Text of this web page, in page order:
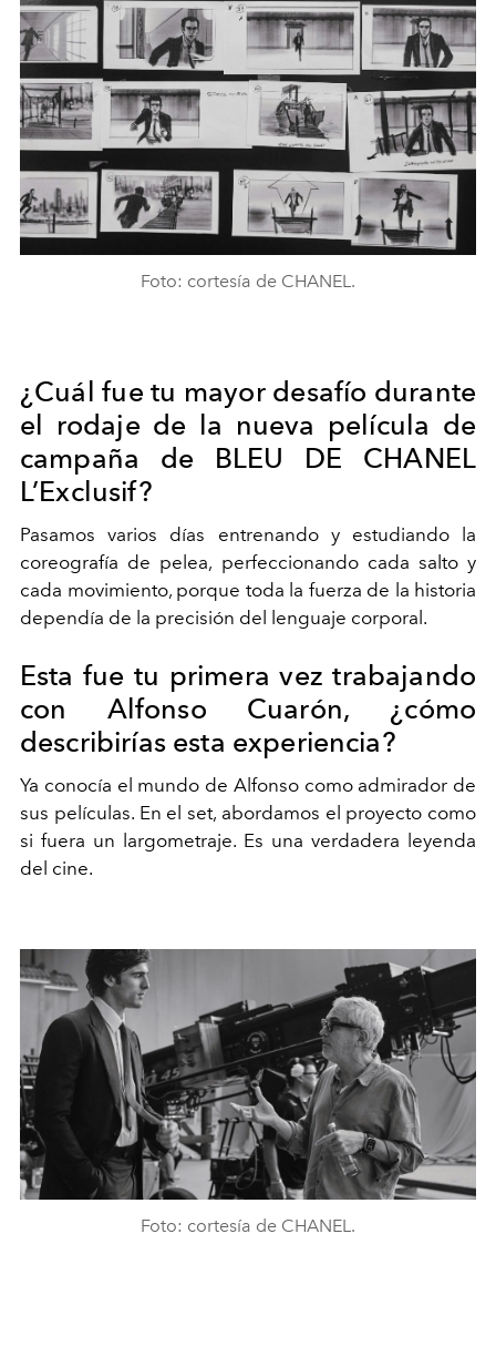
Foto: cortesía de CHANEL.
¿Cuál fue tu mayor desafío durante
el rodaje de la nueva película de
campaña de BLEU DE CHANEL
L’Exclusif?
Pasamos varios días entrenando y estudiando la
coreografía de pelea, perfeccionando cada salto y
cada movimiento, porque toda la fuerza de la historia
dependía de la precisión del lenguaje corporal.
Esta fue tu primera vez trabajando
con Alfonso Cuarón, ¿cómo
describirías esta experiencia?
Ya conocía el mundo de Alfonso como admirador de
sus películas. En el set, abordamos el proyecto como
si fuera un largometraje. Es una verdadera leyenda
del cine.
Foto: cortesía de CHANEL.